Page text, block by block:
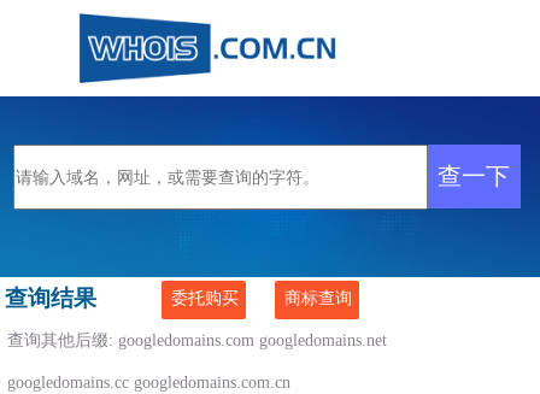
查询结果 委托购买 商标查询
查询其他后缀: googledomains.com googledomains.net
googledomains.cc googledomains.com.cn